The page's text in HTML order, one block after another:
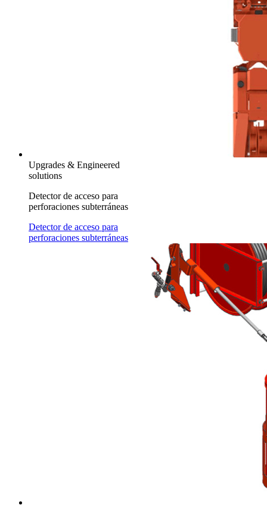
Upgrades & Engineered
solutions
Detector de acceso para
perforaciones subterráneas
Detector de acceso para
perforaciones subterráneas